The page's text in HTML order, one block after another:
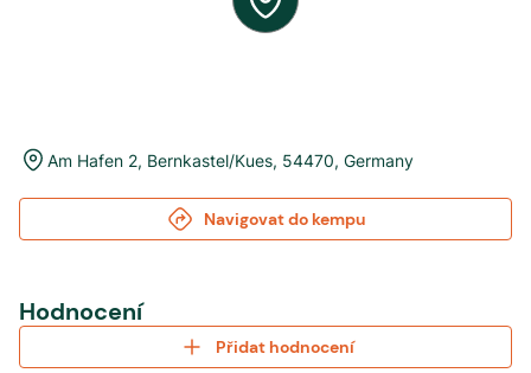
Am Hafen 2, Bernkastel/Kues, 54470, Germany
Navigovat do kempu
Hodnocení
Přidat hodnocení